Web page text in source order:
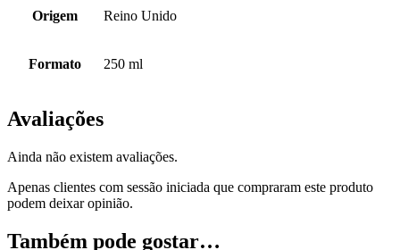
Origem Reino Unido
Formato 250 ml
Avaliações
Ainda não existem avaliações.
Apenas clientes com sessão iniciada que compraram este produto
podem deixar opinião.
Também pode gostar…